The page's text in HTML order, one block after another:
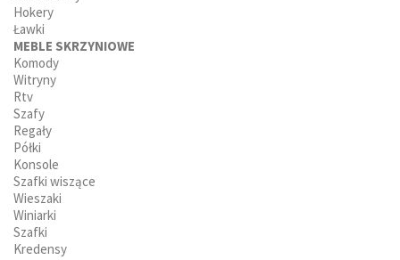
Hokery
Ławki
MEBLE SKRZYNIOWE
Komody
Witryny
Rtv
Szafy
Regały
Półki
Konsole
Szafki wiszące
Wieszaki
Winiarki
Szafki
Kredensy